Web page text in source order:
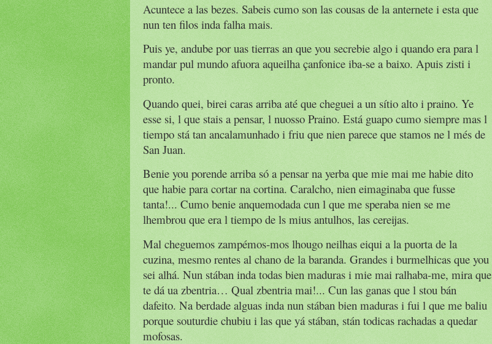
Acuntece a las bezes. Sabeis cumo son las cousas de la anternete i esta que
nun ten filos inda falha mais.
Puis ye, andube por uas tierras an que you secrebie algo i quando era para l
mandar pul mundo afuora aqueilha çanfonice iba-se a baixo. Apuis zisti i
pronto.
Quando quei, birei caras arriba até que cheguei a un sítio alto i praino. Ye
esse si, l que stais a pensar, l nuosso Praino. Está guapo cumo siempre mas l
tiempo stá tan ancalamunhado i friu que nien parece que stamos ne l més de
San Juan.
Benie you porende arriba só a pensar na yerba que mie mai me habie dito
que habie para cortar na cortina. Caralcho, nien eimaginaba que fusse
tanta!... Cumo benie anquemodada cun l que me speraba nien se me
lhembrou que era l tiempo de ls mius antulhos, las cereijas.
Mal cheguemos zampémos-mos lhougo neilhas eiqui a la puorta de la
cuzina, mesmo rentes al chano de la baranda. Grandes i burmelhicas que you
sei alhá. Nun stában inda todas bien maduras i mie mai ralhaba-me, mira que
te dá ua zbentria… Qual zbentria mai!... Cun las ganas que l stou bán
dafeito. Na berdade alguas inda nun stában bien maduras i fui l que me baliu
porque souturdie chubiu i las que yá stában, stán todicas rachadas a quedar
mofosas.